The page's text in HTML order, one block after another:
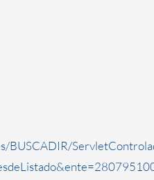
BUSCADIR/